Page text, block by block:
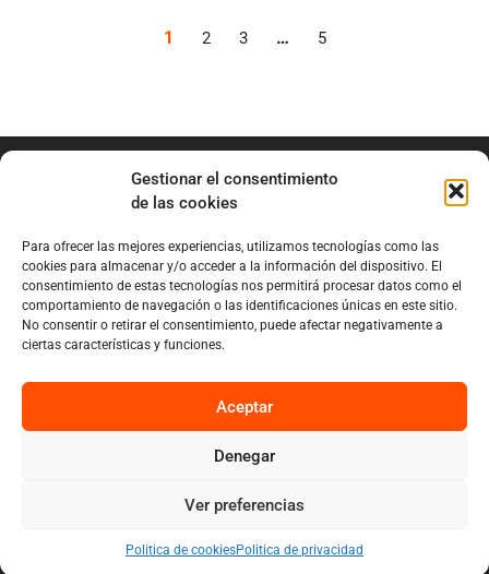
Gestionar el consentimiento
de las cookies
Para ofrecer las mejores experiencias, utilizamos tecnologías como las
cookies para almacenar y/o acceder a la información del dispositivo. El
consentimiento de estas tecnologías nos permitirá procesar datos como el
comportamiento de navegación o las identificaciones únicas en este sitio.
No consentir o retirar el consentimiento, puede afectar negativamente a
ciertas características y funciones.
Aceptar
Denegar
Ver preferencias
Politica de cookiesPolitica de privacidad
1 2 3 … 5
info@marianobraga.com
BRAGA Academia
Podcast
Sobre Mariano
Diseño por Nuvolab Studio